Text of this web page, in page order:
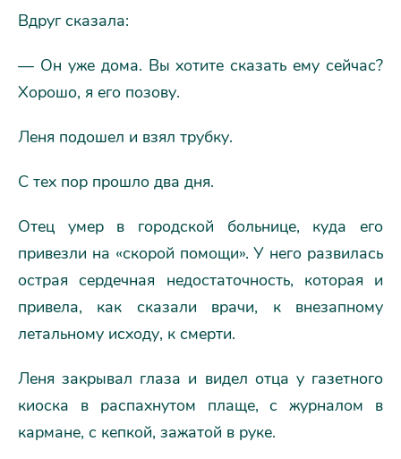
Вдруг сказала:
— Он уже дома. Вы хотите сказать ему сейчас?
Хорошо, я его позову.
Леня подошел и взял трубку.
С тех пор прошло два дня.
Отец умер в городской больнице, куда его
привезли на «скорой помощи». У него развилась
острая сердечная недостаточность, которая и
привела, как сказали врачи, к внезапному
летальному исходу, к смерти.
Леня закрывал глаза и видел отца у газетного
киоска в распахнутом плаще, с журналом в
кармане, с кепкой, зажатой в руке.